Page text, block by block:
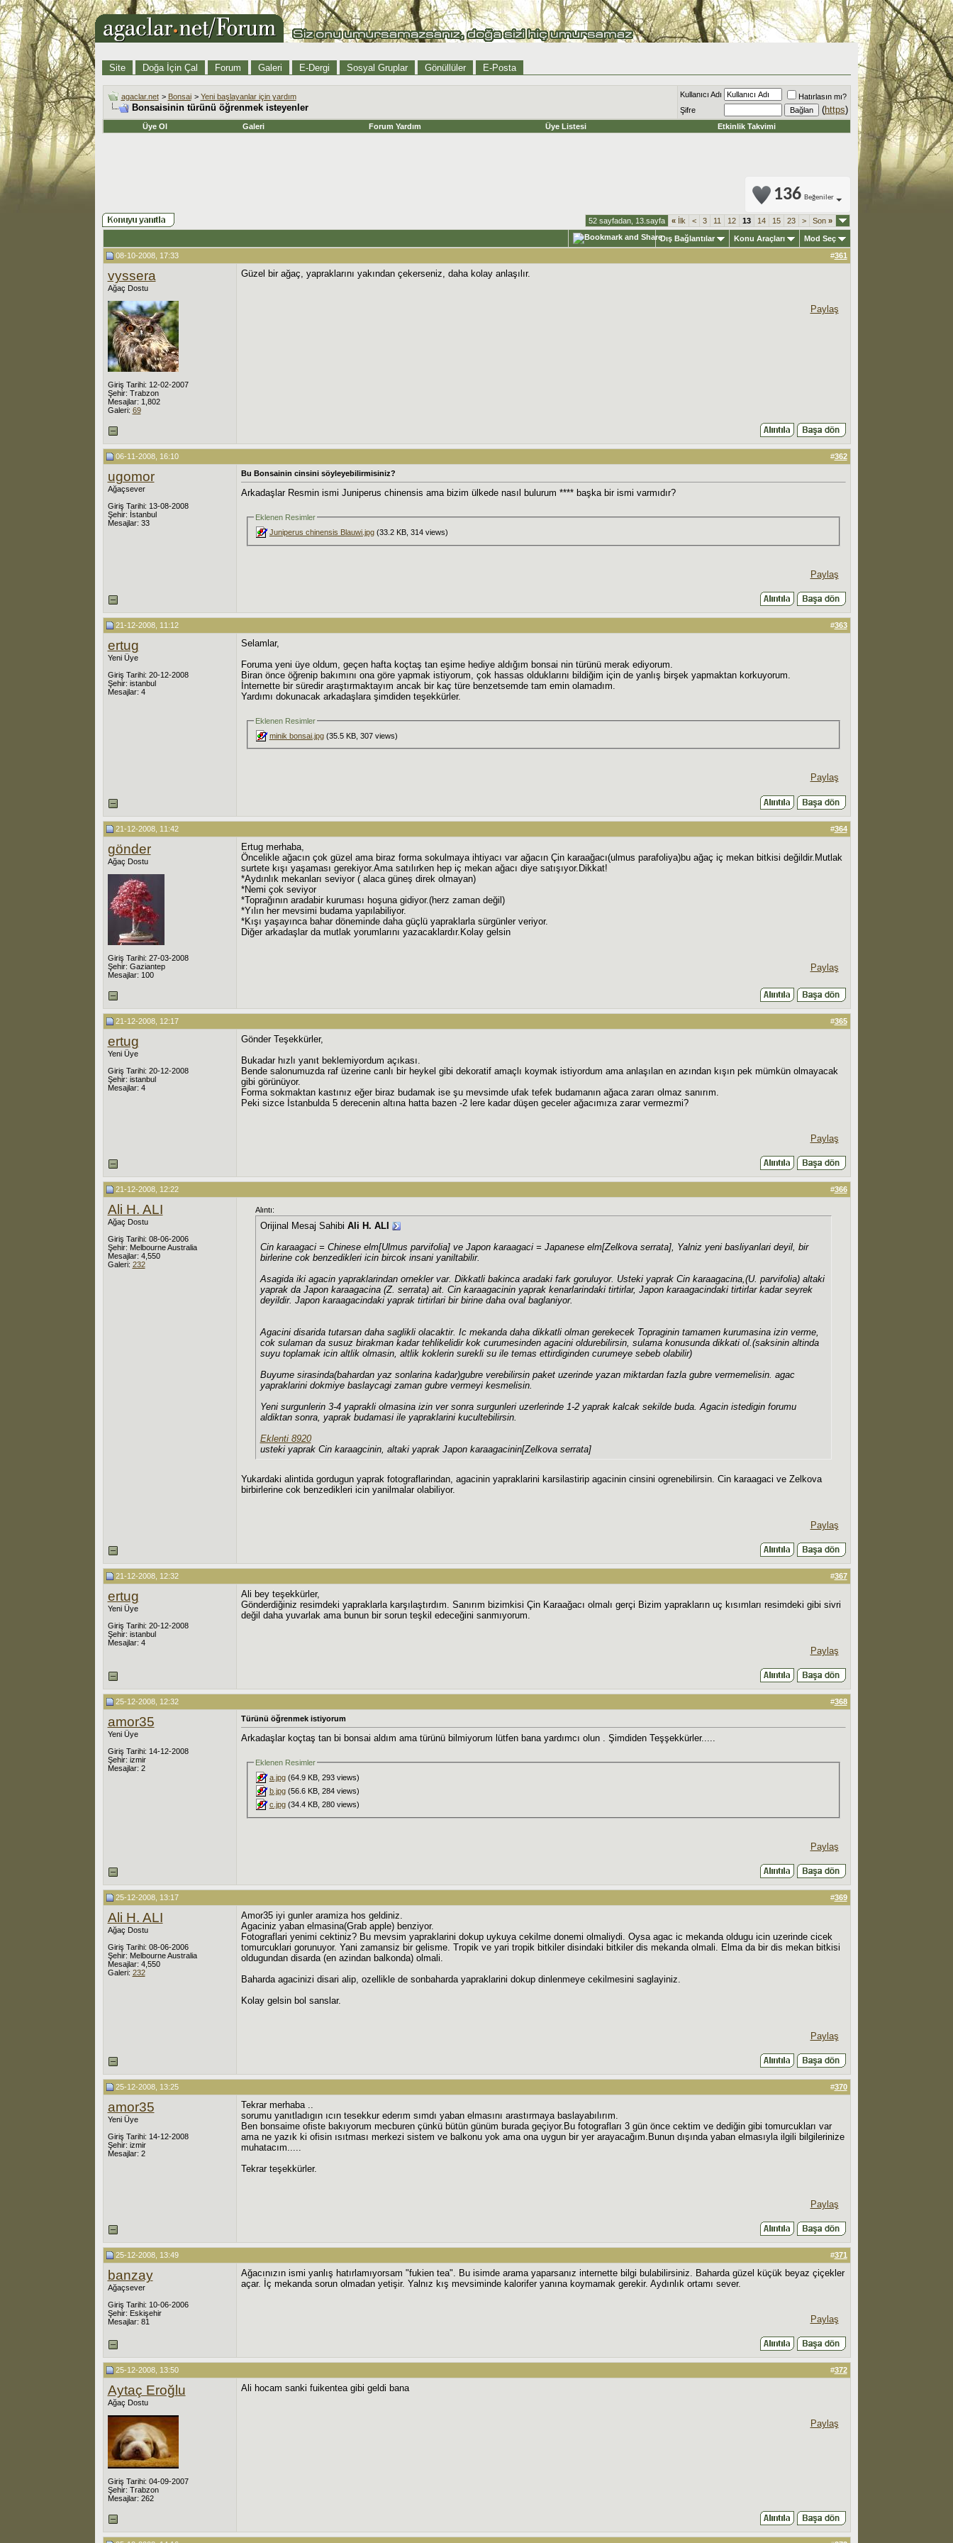
Site Doğa İçin Çal Forum Galeri E-Dergi Sosyal Gruplar Gönüllüler E-Posta
agaclar.net > Bonsai > Yeni başlayanlar için yardım
Bonsaisinin türünü öğrenmek isteyenler
Kullanıcı Adı
Hatırlasın mı?
Şifre
(https)
Üye Ol Galeri Forum Yardım Üye Listesi Etkinlik Takvimi
136 Beğeniler
52 sayfadan, 13.sayfa « İlk < 3 11 12 13 14 15 23 > Son»
Dış Bağlantılar Konu Araçları
Mod Seç
08-10-2008, 17:33
#361
vyssera
Ağaç Dostu
Giriş Tarihi: 12-02-2007
Şehir: Trabzon
Mesajlar: 1,802
Galeri: 69
Güzel bir ağaç, yapraklarını yakından çekerseniz, daha kolay anlaşılır.
Paylaş
06-11-2008, 16:10 #362
ugomor
Ağaçsever
Giriş Tarihi: 13-08-2008
Şehir: İstanbul
Mesajlar: 33
Bu Bonsainin cinsini söyleyebilirmisiniz?
Arkadaşlar Resmin ismi Juniperus chinensis ama bizim ülkede nasıl bulurum **** başka bir ismi varmıdır?
Eklenen Resimler
Juniperus chinensis Blauwi.jpg(33.2 KB, 314 views)
Paylaş
21-12-2008, 11:12 #363
ertug
Yeni Üye
Giriş Tarihi: 20-12-2008
Şehir: istanbul
Mesajlar: 4
Selamlar,
Foruma yeni üye oldum, geçen hafta koçtaş tan eşime hediye aldığım bonsai nin türünü merak ediyorum.
Biran önce öğrenip bakımını ona göre yapmak istiyorum, çok hassas olduklarını bildiğim için de yanlış birşek yapmaktan korkuyorum.
İnternette bir süredir araştırmaktayım ancak bir kaç türe benzetsemde tam emin olamadım.
Yardımı dokunacak arkadaşlara şimdiden teşekkürler.
Eklenen Resimler
minik bonsai.jpg(35.5 KB, 307 views)
Paylaş
21-12-2008, 11:42 #364
gönder
Ağaç Dostu
Giriş Tarihi: 27-03-2008
Şehir: Gaziantep
Mesajlar: 100
Ertug merhaba,
Öncelikle ağacın çok güzel ama biraz forma sokulmaya ihtiyacı var ağacın Çin karaağacı(ulmus parafoliya)bu ağaç iç mekan bitkisi değildir.Mutlak
surtete kışı yaşaması gerekiyor.Ama satılırken hep iç mekan ağacı diye satışıyor.Dikkat!
*Aydınlık mekanları seviyor ( alaca güneş direk olmayan)
*Nemi çok seviyor
*Toprağının aradabir kuruması hoşuna gidiyor.(herz zaman değil)
*Yılın her mevsimi budama yapılabiliyor.
*Kışı yaşayınca bahar döneminde daha güçlü yapraklarla sürgünler veriyor.
Diğer arkadaşlar da mutlak yorumlarını yazacaklardır.Kolay gelsin
Paylaş
21-12-2008, 12:17 #365
ertug
Yeni Üye
Giriş Tarihi: 20-12-2008
Şehir: istanbul
Mesajlar: 4
Gönder Teşekkürler,
Bukadar hızlı yanıt beklemiyordum açıkası.
Bende salonumuzda raf üzerine canlı bir heykel gibi dekoratif amaçlı koymak istiyordum ama anlaşılan en azından kışın pek mümkün olmayacak
gibi görünüyor.
Forma sokmaktan kastınız eğer biraz budamak ise şu mevsimde ufak tefek budamanın ağaca zararı olmaz sanırım.
Peki sizce İstanbulda 5 derecenin altına hatta bazen -2 lere kadar düşen geceler ağacımıza zarar vermezmi?
Paylaş
21-12-2008, 12:22 #366
Ali H. ALI
Ağaç Dostu
Giriş Tarihi: 08-06-2006
Şehir: Melbourne Australia
Mesajlar: 4,550
Galeri: 232
Alıntı:
Orijinal Mesaj Sahibi Ali H. ALI
Cin karaagaci = Chinese elm[Ulmus parvifolia] ve Japon karaagaci = Japanese elm[Zelkova serrata], Yalniz yeni basliyanlari deyil, bir
birlerine cok benzedikleri icin bircok insani yaniltabilir.
Asagida iki agacin yapraklarindan ornekler var. Dikkatli bakinca aradaki fark goruluyor. Usteki yaprak Cin karaagacina,(U. parvifolia) altaki
yaprak da Japon karaagacina (Z. serrata) ait. Cin karaagacinin yaprak kenarlarindaki tirtirlar, Japon karaagacindaki tirtirlar kadar seyrek
deyildir. Japon karaagacindaki yaprak tirtirlari bir birine daha oval baglaniyor.
Agacini disarida tutarsan daha saglikli olacaktir. Ic mekanda daha dikkatli olman gerekecek Topraginin tamamen kurumasina izin verme,
cok sulaman da susuz birakman kadar tehlikelidir kok curumesinden agacini oldurebilirsin, sulama konusunda dikkati ol.(saksinin altinda
suyu toplamak icin altlik olmasin, altlik koklerin surekli su ile temas ettirdiginden curumeye sebeb olabilir)
Buyume sirasinda(bahardan yaz sonlarina kadar)gubre verebilirsin paket uzerinde yazan miktardan fazla gubre vermemelisin. agac
yapraklarini dokmiye baslaycagi zaman gubre vermeyi kesmelisin.
Yeni surgunlerin 3-4 yaprakli olmasina izin ver sonra surgunleri uzerlerinde 1-2 yaprak kalcak sekilde buda. Agacin istedigin forumu
aldiktan sonra, yaprak budamasi ile yapraklarini kucultebilirsin.
Eklenti 8920
usteki yaprak Cin karaagcinin, altaki yaprak Japon karaagacinin[Zelkova serrata]
Yukardaki alintida gordugun yaprak fotograflarindan, agacinin yapraklarini karsilastirip agacinin cinsini ogrenebilirsin. Cin karaagaci ve Zelkova
birbirlerine cok benzedikleri icin yanilmalar olabiliyor.
Paylaş
21-12-2008, 12:32 #367
ertug
Yeni Üye
Giriş Tarihi: 20-12-2008
Şehir: istanbul
Mesajlar: 4
Ali bey teşekkürler,
Gönderdiğiniz resimdeki yapraklarla karşılaştırdım. Sanırım bizimkisi Çin Karaağacı olmalı gerçi Bizim yaprakların uç kısımları resimdeki gibi sivri
değil daha yuvarlak ama bunun bir sorun teşkil edeceğini sanmıyorum.
Paylaş
25-12-2008, 12:32 #368
amor35
Yeni Üye
Giriş Tarihi: 14-12-2008
Şehir: izmir
Mesajlar: 2
Türünü öğrenmek istiyorum
Arkadaşlar koçtaş tan bi bonsai aldım ama türünü bilmiyorum lütfen bana yardımcı olun . Şimdiden Teşşekkürler.....
Eklenen Resimler
a.jpg(64.9 KB, 293 views)
b.jpg(56.6 KB, 284 views)
c.jpg(34.4 KB, 280 views)
Paylaş
25-12-2008, 13:17 #369
Ali H. ALI
Ağaç Dostu
Giriş Tarihi: 08-06-2006
Şehir: Melbourne Australia
Mesajlar: 4,550
Galeri: 232
Amor35 iyi gunler aramiza hos geldiniz.
Agaciniz yaban elmasina(Grab apple) benziyor.
Fotograflari yenimi cektiniz? Bu mevsim yapraklarini dokup uykuya cekilme donemi olmaliydi. Oysa agac ic mekanda oldugu icin uzerinde cicek
tomurcuklari gorunuyor. Yani zamansiz bir gelisme. Tropik ve yari tropik bitkiler disindaki bitkiler dis mekanda olmali. Elma da bir dis mekan bitkisi
oldugundan disarda (en azindan balkonda) olmali.
Baharda agacinizi disari alip, ozellikle de sonbaharda yapraklarini dokup dinlenmeye cekilmesini saglayiniz.
Kolay gelsin bol sanslar.
Paylaş
25-12-2008, 13:25 #370
amor35
Yeni Üye
Giriş Tarihi: 14-12-2008
Şehir: izmir
Mesajlar: 2
Tekrar merhaba ..
sorumu yanıtladıgın ıcın tesekkur ederım sımdı yaban elmasını arastırmaya baslayabılırım.
Ben bonsaime ofiste bakıyorum mecburen çünkü bütün günüm burada geçiyor.Bu fotografları 3 gün önce cektim ve dediğin gibi tomurcukları var
ama ne yazık ki ofisin ısıtması merkezi sistem ve balkonu yok ama ona uygun bir yer arayacağım.Bunun dışında yaban elmasıyla ilgili bilgilerinize
muhatacım.....
Tekrar teşekkürler.
Paylaş
25-12-2008, 13:49 #371
banzay
Ağaçsever
Giriş Tarihi: 10-06-2006
Şehir: Eskişehir
Mesajlar: 81
Ağacınızın ismi yanlış hatırlamıyorsam "fukien tea". Bu isimde arama yaparsanız internette bilgi bulabilirsiniz. Baharda güzel küçük beyaz çiçekler
açar. İç mekanda sorun olmadan yetişir. Yalnız kış mevsiminde kalorifer yanına koymamak gerekir. Aydınlık ortamı sever.
Paylaş
25-12-2008, 13:50 #372
Aytaç Eroğlu
Ağaç Dostu
Giriş Tarihi: 04-09-2007
Şehir: Trabzon
Mesajlar: 262
Ali hocam sanki fuikentea gibi geldi bana
Paylaş